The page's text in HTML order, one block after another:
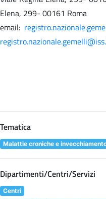
Elena, 299- 00161 Roma
email:
Tematica
Malattie croniche e
Dipartimenti/Centri/Servizi
Centri